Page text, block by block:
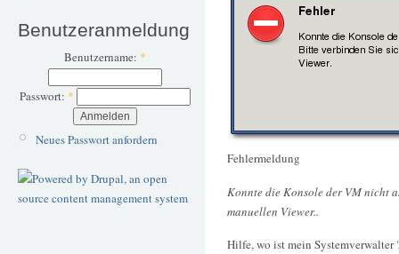
Benutzeranmeldung
Benutzername: *
Passwort: *
Neues Passwort anfordern
Fehlermeldung
Konnte die Konsole der VM nicht
manuellen Viewer..
Hilfe, wo ist mein Systemverwalter